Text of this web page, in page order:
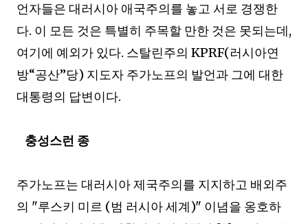
언자들은 대러시아 애국주의를 놓고 서로 경쟁한
다. 이 모든 것은 특별히 주목할 만한 것은 못되는데,
여기에 예외가 있다. 스탈린주의 KPRF(러시아연
방“공산”당) 지도자 주가노프의 발언과 그에 대한
대통령의 답변이다.
충성스런 종
주가노프는 대러시아 제국주의를 지지하고 배외주
의 "루스키 미르 (범 러시아 세계)" 이념을 옹호하